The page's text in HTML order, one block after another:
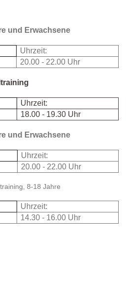
und Erwachsene
Uhrzeit:
20.00 - 22.00 Uhr
Uhrzeit:
18.00 - 19.30 Uhr
und Erwachsene
Uhrzeit:
20.00 - 22.00 Uhr
8-18 Jahre
Uhrzeit:
14.30 - 16.00 Uhr